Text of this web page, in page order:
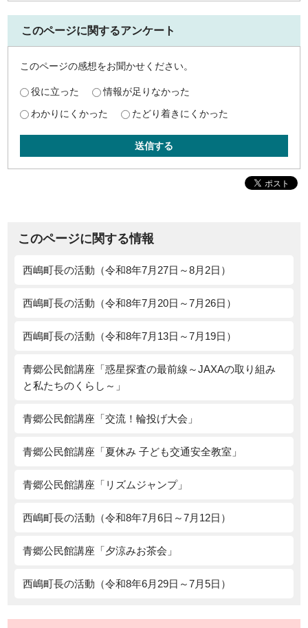
このページに関するアンケート
このページの感想をお聞かせください。
役に立った
情報が足りなかった
わかりにくかった
たどり着きにくかった
送信する
このページに関する情報
西嶋町長の活動（令和8年7月27日～8月2日）
西嶋町長の活動（令和8年7月20日～7月26日）
西嶋町長の活動（令和8年7月13日～7月19日）
青郷公民館講座「惑星探査の最前線～JAXAの取り組み
と私たちのくらし～」
青郷公民館講座「交流！輪投げ大会」
青郷公民館講座「夏休み 子ども交通安全教室」
青郷公民館講座「リズムジャンプ」
西嶋町長の活動（令和8年7月6日～7月12日）
青郷公民館講座「夕涼みお茶会」
西嶋町長の活動（令和8年6月29日～7月5日）